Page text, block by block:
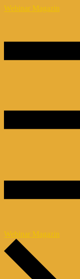
Webinar Magazin
Webinar Magazin